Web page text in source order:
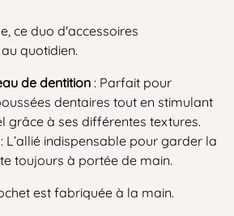
ce duo d'accessoires
quotidien.
de dentition : Parfait pour
dentaires tout en stimulant
grâce à ses différentes textures.
: L’allié indispensable pour garder la
toujours à portée de main.
est fabriquée à la main.